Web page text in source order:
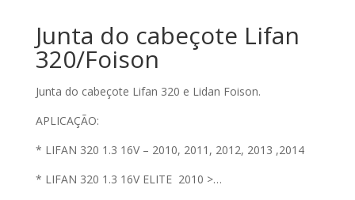
Junta do cabeçote Lifan
320/Foison
Junta do cabeçote Lifan 320 e Lidan Foison.
APLICAÇÃO:
* LIFAN 320 1.3 16V – 2010, 2011, 2012, 2013 ,2014
* LIFAN 320 1.3 16V ELITE 2010 >…